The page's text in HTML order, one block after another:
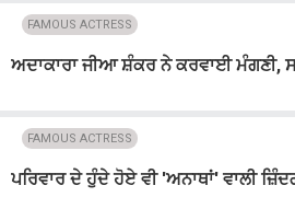
FAMOUS ACTRESS
ਅਦਾਕਾਰਾ ਜੀਆ ਸ਼ੰਕਰ ਨੇ ਕਰਵਾਈ ਮੰਗਣੀ,
FAMOUS ACTRESS
ਪਰਿਵਾਰ ਦੇ ਹੁੰਦੇ ਹੋਏ ਵੀ 'ਅਨਾਥਾਂ' ਵਾਲੀ